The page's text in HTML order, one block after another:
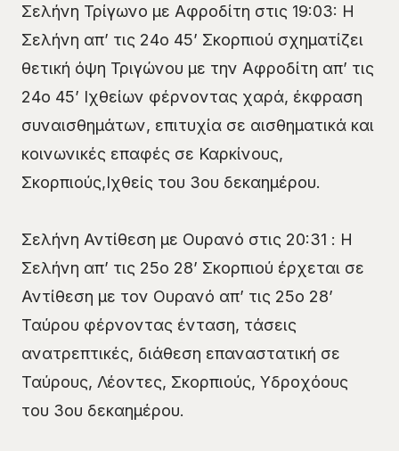
Σελήνη Τρίγωνο με Αφροδίτη στις 19:03: Η
Σελήνη απ’ τις 24ο 45’ Σκορπιού σχηματίζει
θετική όψη Τριγώνου με την Αφροδίτη απ’ τις
24ο 45’ Ιχθείων φέρνοντας χαρά, έκφραση
συναισθημάτων, επιτυχία σε αισθηματικά και
κοινωνικές επαφές σε Καρκίνους,
Σκορπιούς,Ιχθείς του 3ου δεκαημέρου.
Σελήνη Αντίθεση με Ουρανό στις 20:31 : Η
Σελήνη απ’ τις 25ο 28’ Σκορπιού έρχεται σε
Αντίθεση με τον Ουρανό απ’ τις 25ο 28’
Ταύρου φέρνοντας ένταση, τάσεις
ανατρεπτικές, διάθεση επαναστατική σε
Ταύρους, Λέοντες, Σκορπιούς, Υδροχόους
του 3ου δεκαημέρου.